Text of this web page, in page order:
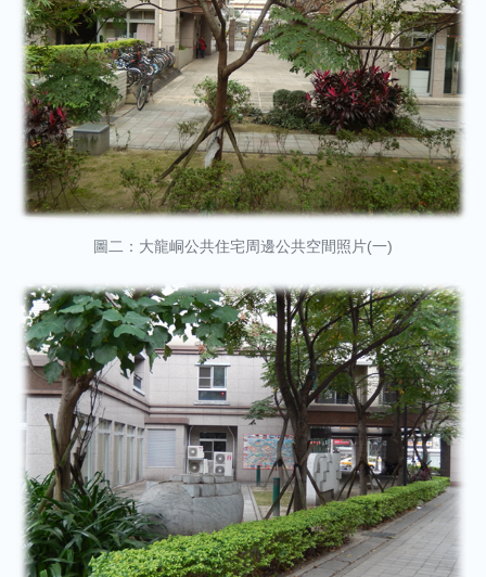
圖二：大龍峒公共住宅周邊公共空間照片(一)